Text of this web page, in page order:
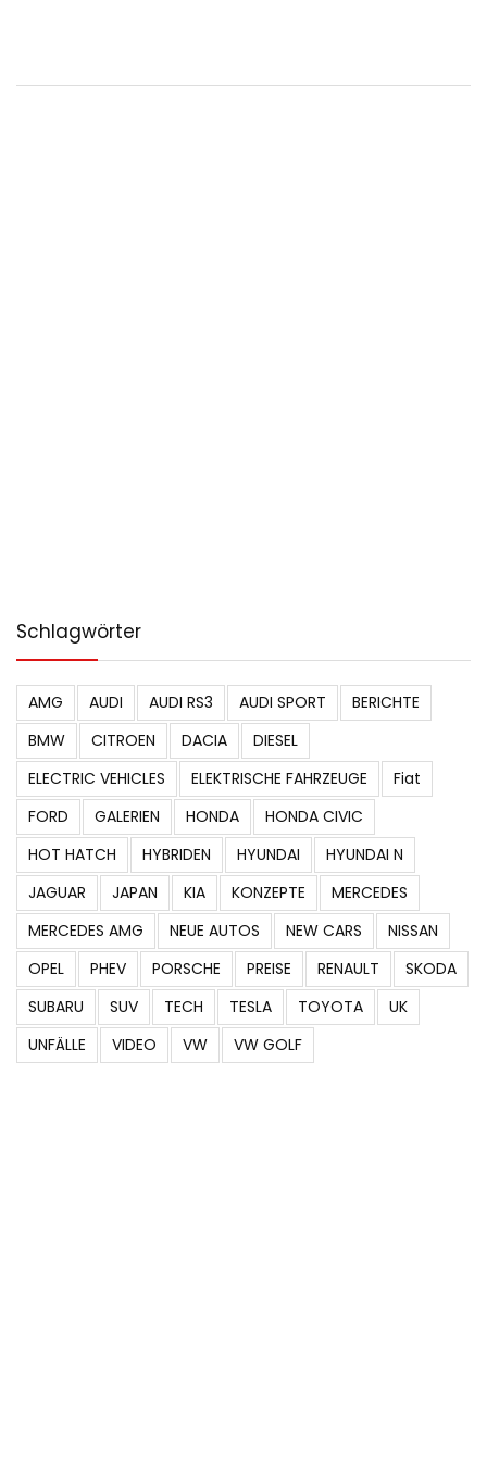
Schlagwörter
AMG AUDI AUDI RS3 AUDI SPORT
BERICHTE
BMW
CITROEN DACIA
DIESEL
ELECTRIC VEHICLES
ELEKTRISCHE FAHRZEUGE
Fiat
FORD
GALERIEN HONDA
HONDA CIVIC
HOT HATCH
HYBRIDEN HYUNDAI
HYUNDAI N
JAGUAR
JAPAN KIA KONZEPTE
MERCEDES
MERCEDES AMG
NEUE AUTOS NEW CARS
NISSAN
OPEL
PHEV PORSCHE PREISE RENAULT
SKODA
SUBARU
SUV TECH TESLA TOYOTA
UK
UNFÄLLE
VIDEO VW VW GOLF